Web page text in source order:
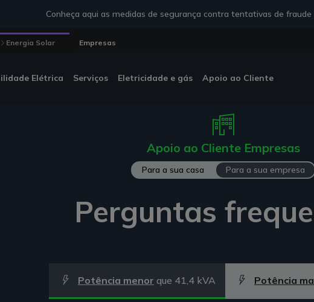
Conheça aqui as medidas de segurança contra tentativas de fraude
Energia Solar Empresas
Elétrica Serviços Eletricidade e gás Apoio ao Cliente
Apoio ao Cliente Empresas
Para a sua casa Para a sua empresa
Perguntas
Potência menor que 41,4 kVA Potência